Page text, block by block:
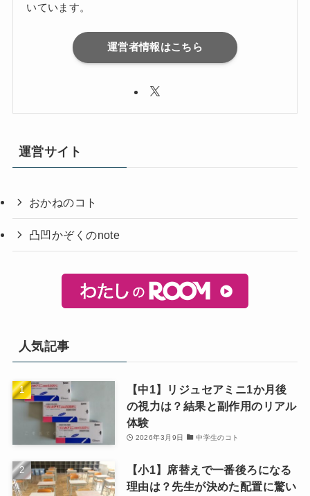
いています。
運営者情報はこちら
運営サイト
おかねのコト
凸凹かぞくのnote
人気記事
【中1】リジュセアミニ1か月後
の視力は？結果と副作用のリアル
体験
2026年3月9日 中学生のコト
【小1】席替えで一番後ろになる
理由は？先生が決めた配置に驚い